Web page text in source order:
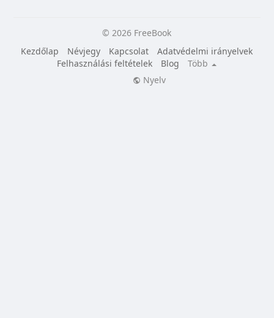
© 2026 FreeBook
Kezdőlap
Névjegy Kapcsolat
Adatvédelmi irányelvek
Felhasználási feltételek
Blog
Több
Nyelv